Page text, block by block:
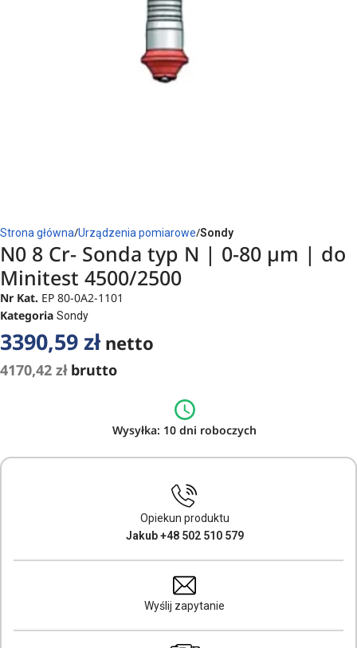
Strona główna Urządzenia pomiarowe Sondy
N0 8 Cr- Sonda typ N | 0-80 µm | do
Minitest 4500/2500
Nr Kat. EP 80-0A2-1101
Kategoria Sondy
3390,59złnetto
4170,42 złbrutto
Wysyłka: 10 dni roboczych
Opiekun produktu
Jakub +48 502 510 579
Wyślij zapytanie